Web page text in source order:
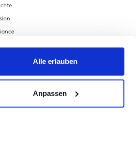
Alle erlauben
Anpassen
Chain Due Diligence